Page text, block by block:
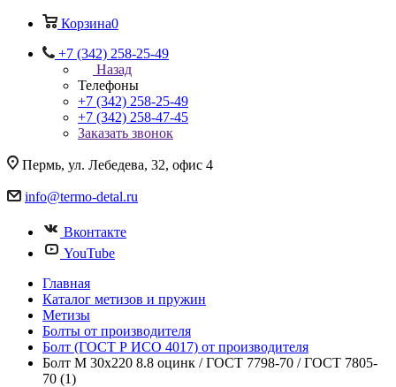
Корзина0
+7 (342) 258-25-49
Назад
Телефоны
+7 (342) 258-25-49
+7 (342) 258-47-45
Заказать звонок
Пермь, ул. Лебедева, 32, офис 4
info@termo-detal.ru
Вконтакте
YouTube
Главная
Каталог метизов и пружин
Метизы
Болты от производителя
Болт (ГОСТ Р ИСО 4017) от производителя
Болт M 30x220 8.8 оцинк / ГОСТ 7798-70 / ГОСТ 7805-
70 (1)